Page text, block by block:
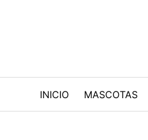
INICIO MASCOTAS